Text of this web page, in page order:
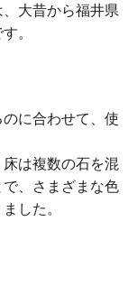
大昔から福井県
。
に合わせて、使
は複数の石を混
、さまざまな色
した。